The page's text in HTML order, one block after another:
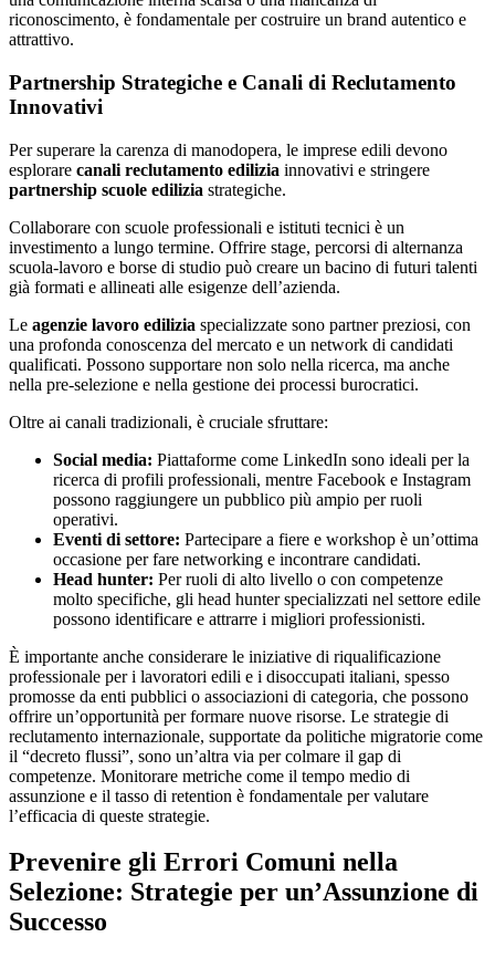
riconoscimento, è fondamentale per costruire un brand autentico e
attrattivo.
Partnership Strategiche e Canali di Reclutamento
Innovativi
Per superare la carenza di manodopera, le imprese edili devono
esplorare canali reclutamento edilizia innovativi e stringere
partnership scuole edilizia strategiche.
Collaborare con scuole professionali e istituti tecnici è un
investimento a lungo termine. Offrire stage, percorsi di alternanza
scuola-lavoro e borse di studio può creare un bacino di futuri talenti
già formati e allineati alle esigenze dell’azienda.
Le agenzie lavoro edilizia specializzate sono partner preziosi, con
una profonda conoscenza del mercato e un network di candidati
qualificati. Possono supportare non solo nella ricerca, ma anche
nella pre-selezione e nella gestione dei processi burocratici.
Oltre ai canali tradizionali, è cruciale sfruttare:
Social media: Piattaforme come LinkedIn sono ideali per la
ricerca di profili professionali, mentre Facebook e Instagram
possono raggiungere un pubblico più ampio per ruoli
operativi.
Eventi di settore: Partecipare a fiere e workshop è un’ottima
occasione per fare networking e incontrare candidati.
Head hunter: Per ruoli di alto livello o con competenze
molto specifiche, gli head hunter specializzati nel settore edile
possono identificare e attrarre i migliori professionisti.
È importante anche considerare le iniziative di riqualificazione
professionale per i lavoratori edili e i disoccupati italiani, spesso
promosse da enti pubblici o associazioni di categoria, che possono
offrire un’opportunità per formare nuove risorse. Le strategie di
reclutamento internazionale, supportate da politiche migratorie come
il “decreto flussi”, sono un’altra via per colmare il gap di
competenze. Monitorare metriche come il tempo medio di
assunzione e il tasso di retention è fondamentale per valutare
l’efficacia di queste strategie.
Prevenire gli Errori Comuni nella
Selezione: Strategie per un’Assunzione di
Successo